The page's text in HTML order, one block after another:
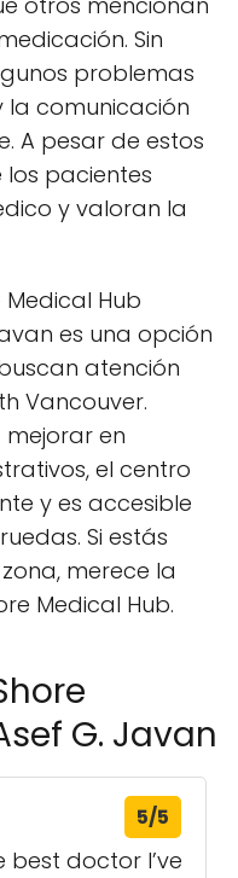
Sin
problemas
la comunicación
A pesar de estos
pacientes
y valoran la
Medical Hub
es una opción
atención
Vancouver.
en
el centro
y es accesible
Si estás
merece la
Medical Hub.
G. Javan
5/5
best doctor I’ve